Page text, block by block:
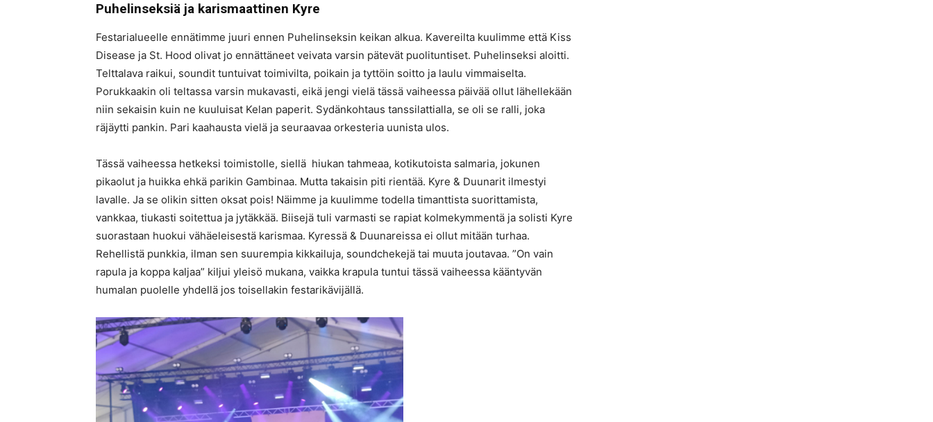
Puhelinseksiä ja karismaattinen Kyre
Festarialueelle ennätimme juuri ennen Puhelinseksin keikan alkua. Kavereilta kuulimme että Kiss
Disease ja St. Hood olivat jo ennättäneet veivata varsin pätevät puolituntiset. Puhelinseksi aloitti.
Telttalava raikui, soundit tuntuivat toimivilta, poikain ja tyttöin soitto ja laulu vimmaiselta.
Porukkaakin oli teltassa varsin mukavasti, eikä jengi vielä tässä vaiheessa päivää ollut lähellekään
niin sekaisin kuin ne kuuluisat Kelan paperit. Sydänkohtaus tanssilattialla, se oli se ralli, joka
räjäytti pankin. Pari kaahausta vielä ja seuraavaa orkesteria uunista ulos.
Tässä vaiheessa hetkeksi toimistolle, siellä hiukan tahmeaa, kotikutoista salmaria, jokunen
pikaolut ja huikka ehkä parikin Gambinaa. Mutta takaisin piti rientää. Kyre & Duunarit ilmestyi
lavalle. Ja se olikin sitten oksat pois! Näimme ja kuulimme todella timanttista suorittamista,
vankkaa, tiukasti soitettua ja jytäkkää. Biisejä tuli varmasti se rapiat kolmekymmentä ja solisti Kyre
suorastaan huokui vähäeleisestä karismaa. Kyressä & Duunareissa ei ollut mitään turhaa.
Rehellistä punkkia, ilman sen suurempia kikkailuja, soundchekejä tai muuta joutavaa. ”On vain
rapula ja koppa kaljaa” kiljui yleisö mukana, vaikka krapula tuntui tässä vaiheessa kääntyvän
humalan puolelle yhdellä jos toisellakin festarikävijällä.